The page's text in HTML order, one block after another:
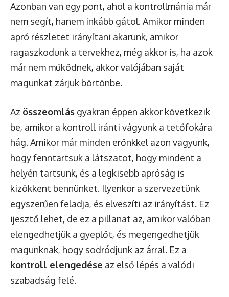
Azonban van egy pont, ahol a kontrollmánia már
nem segít, hanem inkább gátol. Amikor minden
apró részletet irányítani akarunk, amikor
ragaszkodunk a tervekhez, még akkor is, ha azok
már nem működnek, akkor valójában saját
magunkat zárjuk börtönbe.
Az összeomlás gyakran éppen akkor következik
be, amikor a kontroll iránti vágyunk a tetőfokára
hág. Amikor már minden erőnkkel azon vagyunk,
hogy fenntartsuk a látszatot, hogy mindent a
helyén tartsunk, és a legkisebb apróság is
kizökkent bennünket. Ilyenkor a szervezetünk
egyszerűen feladja, és elveszíti az irányítást. Ez
ijesztő lehet, de ez a pillanat az, amikor valóban
elengedhetjük a gyeplőt, és megengedhetjük
magunknak, hogy sodródjunk az árral. Ez a
kontroll elengedése az első lépés a valódi
szabadság felé.